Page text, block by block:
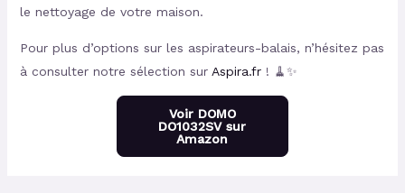
le nettoyage de votre maison.
Pour plus d’options sur les aspirateurs-balais, n’hésitez pas
à consulter notre sélection sur Aspira.fr! 🧹✨
Voir DOMO
DO1032SV sur
Amazon